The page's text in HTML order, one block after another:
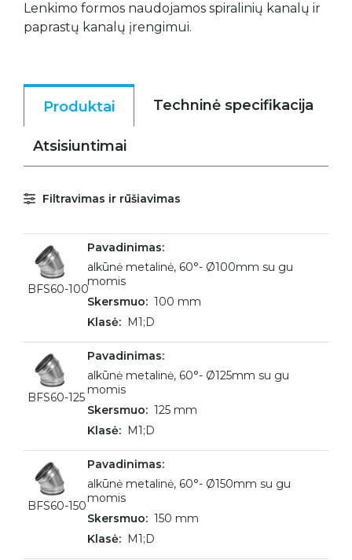
Lenkimo formos naudojamos spiralinių kanalų ir
paprastų kanalų įrengimui.
Produktai Techninė specifikacija
Atsisiuntimai
Filtravimas ir rūšiavimas
BFS60-100
alkūnė metalinė, 60°- Ø100mm su gu
momis
100 mm
M1;D
BFS60-125
alkūnė metalinė, 60°- Ø125mm su gu
momis
125 mm
M1;D
BFS60-150
alkūnė metalinė, 60°- Ø150mm su gu
momis
150 mm
M1;D